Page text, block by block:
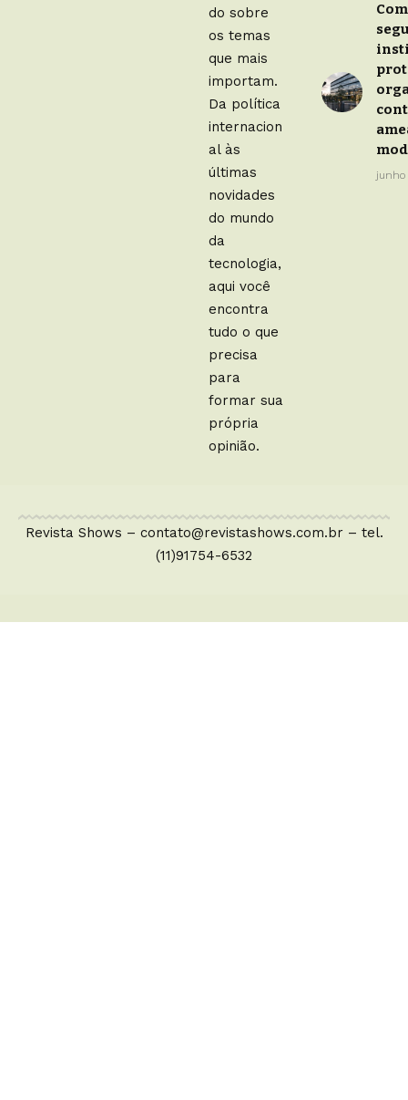
do sobre
os temas
que mais
importam.
Da política
internacion
al às
últimas
novidades
do mundo
da
tecnologia,
aqui você
encontra
tudo o que
precisa
para
formar sua
própria
opinião.
junho
Revista Shows – contato@revistashows.com.br – tel.
(11)91754-6532